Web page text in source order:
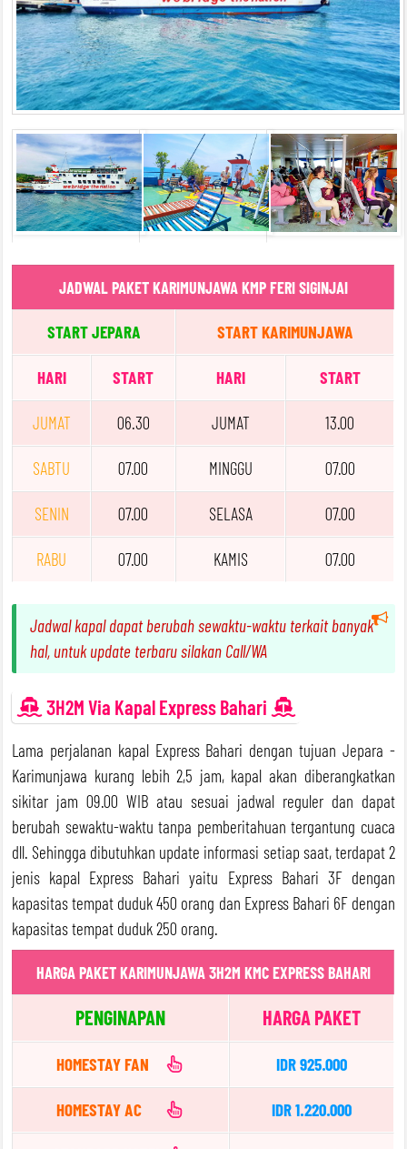
JADWAL PAKET KARIMUNJAWA KMP FERI SIGINJAI
START JEPARA START KARIMUNJAWA
HARI START HARI START
JUMAT 06.30 JUMAT 13.00
SABTU 07.00 MINGGU 07.00
SENIN 07.00 SELASA 07.00
RABU 07.00 KAMIS 07.00
Jadwal kapal dapat berubah sewaktu-waktu terkait banyak
hal, untuk update terbaru silakan Call/WA
3H2M Via Kapal Express Bahari
Lama perjalanan kapal Express Bahari dengan tujuan Jepara -
Karimunjawa kurang lebih 2,5 jam, kapal akan diberangkatkan
sikitar jam 09.00 WIB atau sesuai jadwal reguler dan dapat
berubah sewaktu-waktu tanpa pemberitahuan tergantung cuaca
dll. Sehingga dibutuhkan update informasi setiap saat, terdapat 2
jenis kapal Express Bahari yaitu Express Bahari 3F dengan
kapasitas tempat duduk 450 orang dan Express Bahari 6F dengan
kapasitas tempat duduk 250 orang.
HARGA PAKET KARIMUNJAWA 3H2M KMC EXPRESS BAHARI
PENGINAPAN HARGA PAKET
HOMESTAY FAN IDR 925.000
HOMESTAY AC IDR 1.220.000